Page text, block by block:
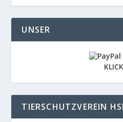
UNSER
TIERSCHUTZVEREIN